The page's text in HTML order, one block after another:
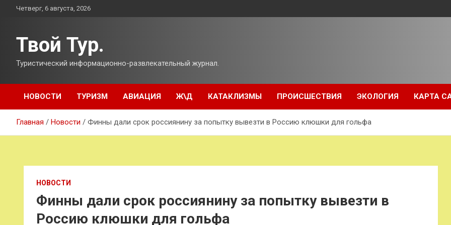
ПерейтиЧетверг, 6 августа, 2026
Твой Тур.
Туристический информационно-развлекательный журнал.
НОВОСТИ ТУРИЗМ АВИАЦИЯ Ж\Д КАТАКЛИЗМЫ ПРОИСШЕСТВИЯ ЭКОЛОГИЯ КАРТА
Главная Новости Финны дали срок россиянину за попытку вывезти в Россию клюшки для гольфа
НОВОСТИ
Финны дали срок россиянину за попытку вывезти в
Россию клюшки для гольфа